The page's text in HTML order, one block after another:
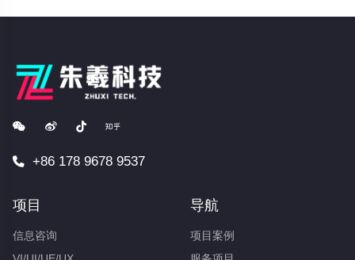
+86 178 9678 9537
项目
信息咨询
导航
项目案例